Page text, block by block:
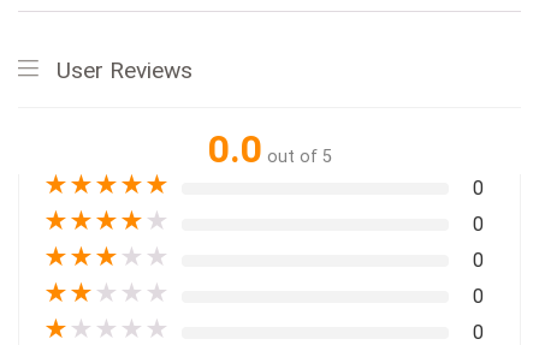
User Reviews
0.0 out of 5
★★★★★ 0
★★★★ ★ 0
★★★ ★ ★ 0
★★ ★ ★ ★ 0
★ ★ ★ ★ ★ 0